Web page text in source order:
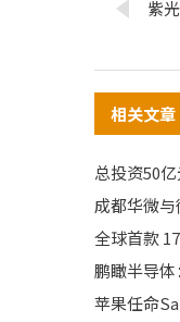
紫
相关文章
总投资50
成都华微
全球首款
鹏瞰半导
苹果任命